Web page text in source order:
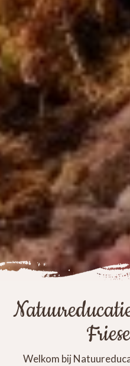
Welkom bij